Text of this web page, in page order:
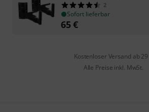
2
Sofort lieferbar
65€
Kostenloser Versand ab 29
Alle Preise inkl. MwSt.